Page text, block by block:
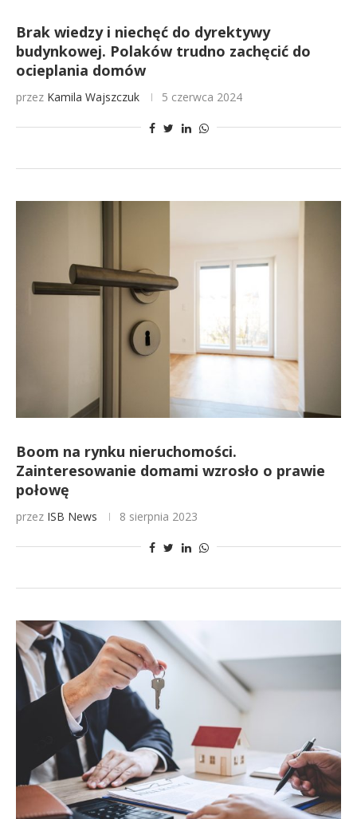
Brak wiedzy i niechęć do dyrektywy
budynkowej. Polaków trudno zachęcić do
ocieplania domów
przez Kamila Wajszczuk 5 czerwca 2024
Boom na rynku nieruchomości.
Zainteresowanie domami wzrosło o prawie
połowę
przez ISB News 8 sierpnia 2023